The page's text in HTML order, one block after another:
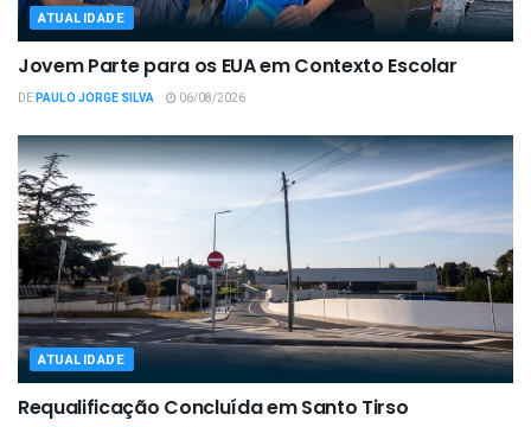
ATUALIDADE
Jovem Parte para os EUA em Contexto Escolar
DEPAULO JORGE SILVA 06/08/2026
ATUALIDADE
Requalificação Concluída em Santo Tirso